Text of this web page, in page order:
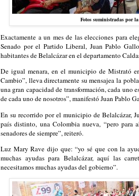
Fotos suministradas por
Exactamente a un mes de las elecciones para
Senado por el Partido Liberal, Juan Pablo
habitantes de Belalcázar en el departamento
De igual menara, en el municipio de Mistrató
Cambio”, lleva directamente su mensajea la
una gran capacidad de transformación, cada uno
de cada uno de nosotros”, manifestó Juan Pablo
En su recorrido por el municipio de Belalcázar,
país distinto, una Colombia nueva, “pero para
senadores de siempre”, reiteró.
Luz Mary Rave dijo que: “yo sé que con la
muchas ayudas para Belalcázar, aquí las
necesitamos muchas ayudas del gobierno”.